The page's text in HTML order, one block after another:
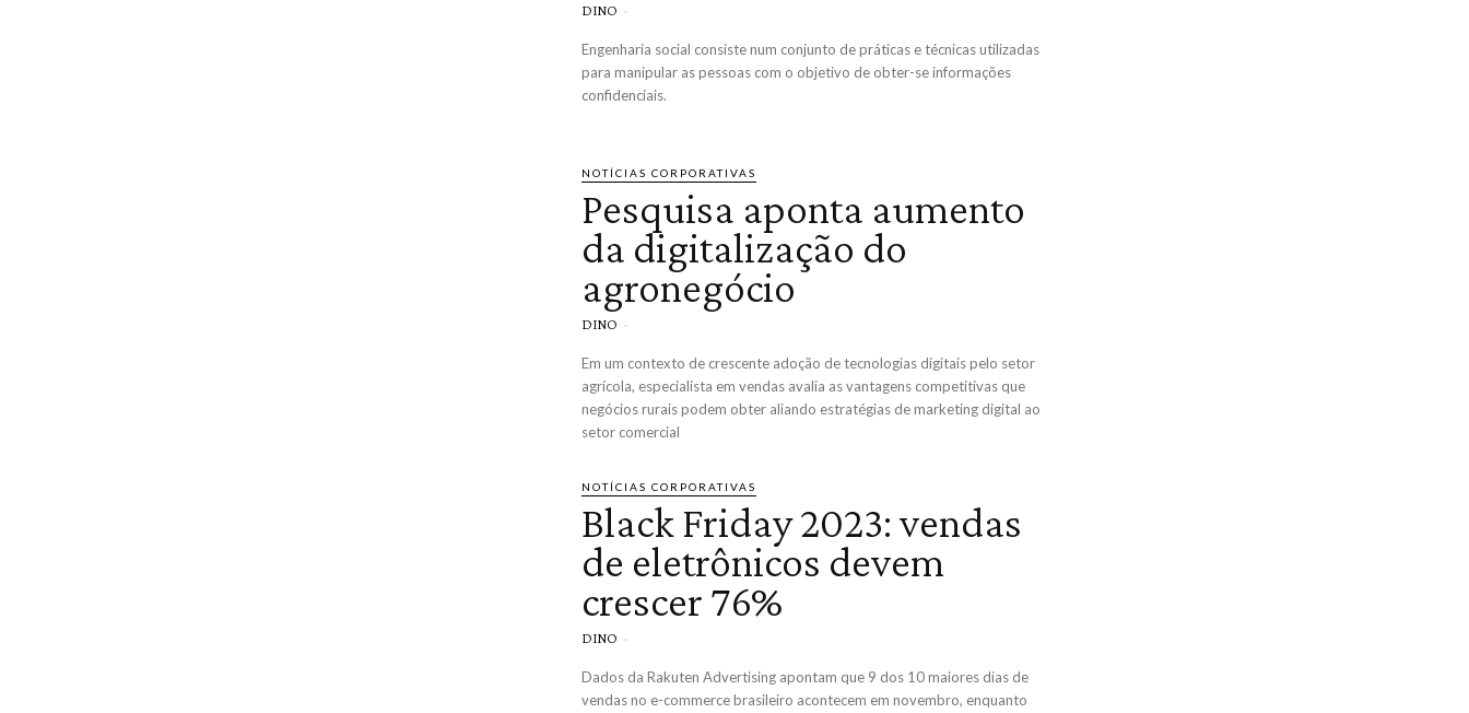
DINO -
Engenharia social consiste num conjunto de práticas e técnicas utilizadas
para manipular as pessoas com o objetivo de obter-se informações
confidenciais.
NOTÍCIAS CORPORATIVAS
Pesquisa aponta aumento
da digitalização do
agronegócio
DINO -
Em um contexto de crescente adoção de tecnologias digitais pelo setor
agrícola, especialista em vendas avalia as vantagens competitivas que
negócios rurais podem obter aliando estratégias de marketing digital ao
setor comercial
NOTÍCIAS CORPORATIVAS
Black Friday 2023: vendas
de eletrônicos devem
crescer 76%
DINO -
Dados da Rakuten Advertising apontam que 9 dos 10 maiores dias de
vendas no e-commerce brasileiro acontecem em novembro, enquanto